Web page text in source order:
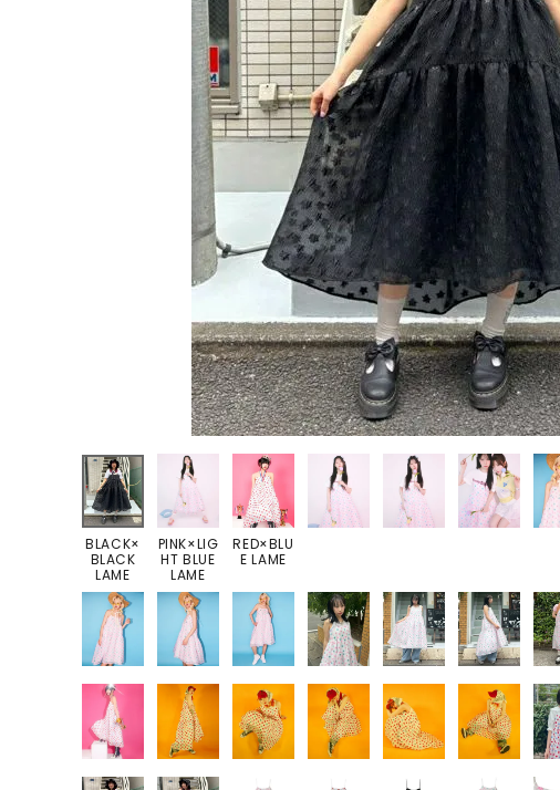
PANTS
ALL
PANTS
SHORT PANTS
SALOPETTE
SALE
ALL
HELLO KITTY
BLACK×
BLACK
LAME
PINK×LIG
HT BLUE
LAME
RED×BLU
E LAME